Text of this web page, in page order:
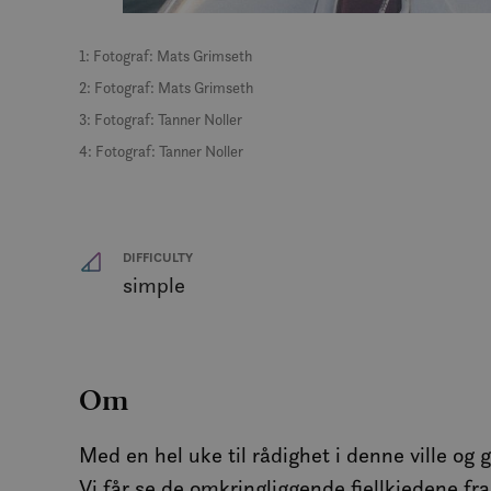
1: Fotograf: Mats Grimseth
2: Fotograf: Mats Grimseth
3: Fotograf: Tanner Noller
4: Fotograf: Tanner Noller
DIFFICULTY
simple
Om
Med en hel uke til rådighet i denne ville og
SM